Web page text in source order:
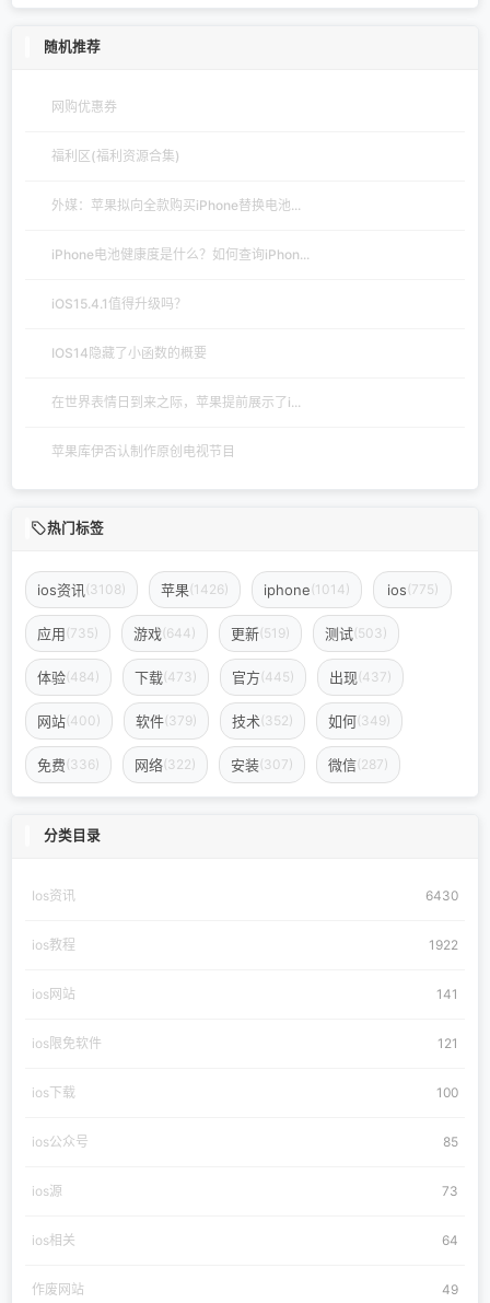
随机推荐
网购优惠券
福利区(福利资源合集)
外媒：苹果拟向全款购买iPhone替换电池...
iPhone电池健康度是什么？如何查询iPhon...
iOS15.4.1值得升级吗？
IOS14隐藏了小函数的概要
在世界表情日到来之际，苹果提前展示了i...
苹果库伊否认制作原创电视节目
热门标签
ios资讯 (3108) 苹果(1426) iphone(1014) ios(775)
应用(735) 游戏(644) 更新(519) 测试(503)
体验(484) 下载(473) 官方(445) 出现(437)
网站(400) 软件(379) 技术(352) 如何(349)
免费(336) 网络(322) 安装(307) 微信(287)
分类目录
Ios资讯 6430
ios教程 1922
ios网站 141
ios限免软件 121
ios下载 100
ios公众号 85
ios源 73
ios相关 64
作废网站 49